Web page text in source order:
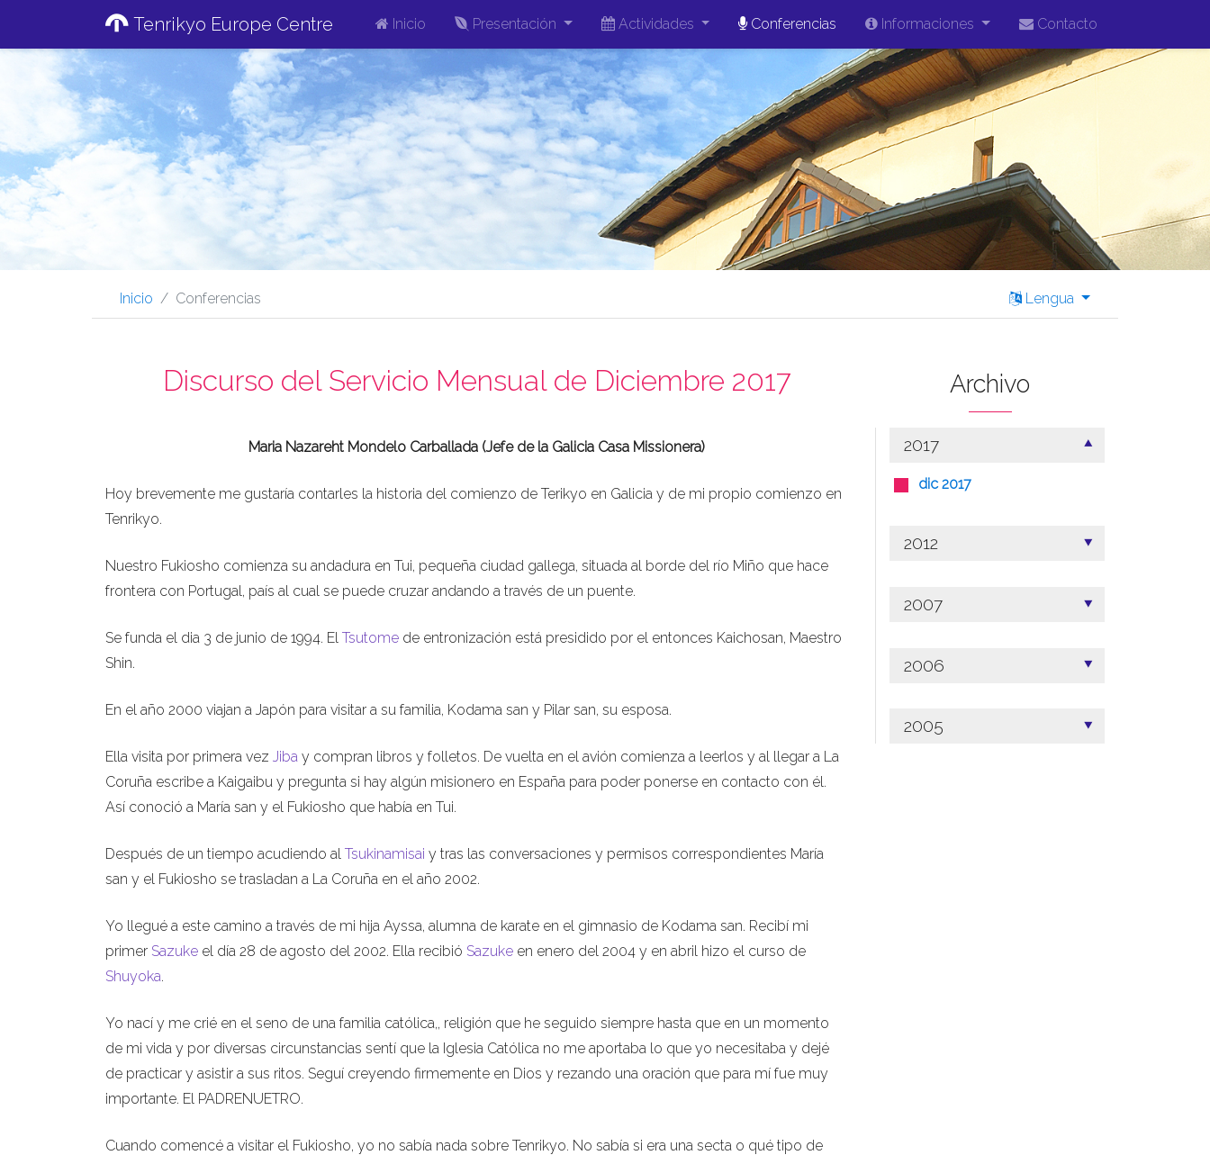
Tenrikyo Europe Centre Inicio Presentación Actividades Conferencias Informaciones Contacto
Lengua
Inicio Conferencias
Discurso del Servicio Mensual de Diciembre 2017
Maria Nazareht Mondelo Carballada (Jefe de la Galicia Casa Missionera)
Hoy brevemente me gustaría contarles la historia del comienzo de Terikyo en Galicia y de mi propio comienzo en
Tenrikyo.
Nuestro Fukiosho comienza su andadura en Tui, pequeña ciudad gallega, situada al borde del río Miño que hace
frontera con Portugal, país al cual se puede cruzar andando a través de un puente.
Se funda el dia 3 de junio de 1994. El Tsutome de entronización está presidido por el entonces Kaichosan, Maestro
Shin.
En el año 2000 viajan a Japón para visitar a su familia, Kodama san y Pilar san, su esposa.
Ella visita por primera vez Jiba y compran libros y folletos. De vuelta en el avión comienza a leerlos y al llegar a La
Coruña escribe a Kaigaibu y pregunta si hay algún misionero en España para poder ponerse en contacto con él.
Así conoció a María san y el Fukiosho que había en Tui.
Después de un tiempo acudiendo al Tsukinamisai y tras las conversaciones y permisos correspondientes María
san y el Fukiosho se trasladan a La Coruña en el año 2002.
Yo llegué a este camino a través de mi hija Ayssa, alumna de karate en el gimnasio de Kodama san. Recibí mi
primer Sazuke el día 28 de agosto del 2002. Ella recibió Sazuke en enero del 2004 y en abril hizo el curso de
Shuyoka.
Yo nací y me crié en el seno de una familia católica,, religión que he seguido siempre hasta que en un momento
de mi vida y por diversas circunstancias sentí que la Iglesia Católica no me aportaba lo que yo necesitaba y dejé
de practicar y asistir a sus ritos. Seguí creyendo firmemente en Dios y rezando una oración que para mí fue muy
importante. El PADRENUETRO.
Cuando comencé a visitar el Fukiosho, yo no sabía nada sobre Tenrikyo. No sabía si era una secta o qué tipo de
Archivo
2017
dic 2017
2012
2007
2006
2005